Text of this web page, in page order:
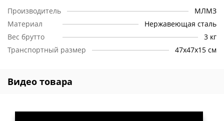
Производитель
МЛМЗ
Материал
Нержавеющая сталь
Вес брутто
3 кг
Транспортный размер
47х47х15 см
Видео товара